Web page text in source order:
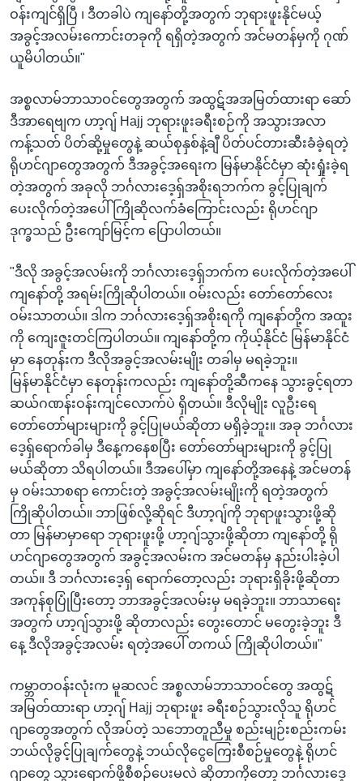
ဝန်းကျင်ရှိပြီ ၊ ဒီတခါပဲ ကျနော်တို့အတွက် ဘုရားဖူးနိုင်မယ့်
အခွင့်အလမ်းကောင်းတခုကို ရရှိတဲ့အတွက် အင်မတန်မှကို ဂုဏ်
ယူမိပါတယ်။"
အစ္စလာမ်ဘာသာဝင်တွေအတွက် အထွဋ်အအမြတ်ထားရာ ဆော်
ဒီအာရေဗျက ဟာ့ဂျ် Hajj ဘုရားဖူးခရီးစဉ်ကို အသွားအလာ
ကန့်သတ် ပိတ်ဆို့မှုတွေနဲ့ ဆယ်စုနှစ်နဲ့ချီ ပိတ်ပင်တားဆီးခံခဲ့ရတဲ့
ရိုဟင်ဂျာတွေအတွက် ဒီအခွင့်အရေးက မြန်မာနိုင်ငံမှာ ဆုံးရှုံးခဲ့ရ
တဲ့အတွက် အခုလို ဘင်္ဂလားဒေ့ရှ်အစိုးရဘက်က ခွင့်ပြုချက်
ပေးလိုက်တဲ့အပေါ် ကြိုဆိုလက်ခံကြောင်းလည်း ရိုဟင်ဂျာ
ဒုက္ခသည် ဦးကျော်မြင့်က ပြောပါတယ်။
"ဒီလို အခွင့်အလမ်းကို ဘင်္ဂလားဒေ့ရှ်ဘက်က ပေးလိုက်တဲ့အပေါ်
ကျနော်တို့ အရမ်းကြိုဆိုပါတယ်။ ဝမ်းလည်း တော်တော်လေး
ဝမ်းသာတယ်။ ဒါက ဘင်္ဂလားဒေ့ရှ်အစိုးရကို ကျနော်တို့က အထူး
ကို ကျေးဇူးတင်ကြပါတယ်။ ကျနော်တို့က ကိုယ့်နိုင်ငံ မြန်မာနိုင်ငံ
မှာ နေတုန်းက ဒီလိုအခွင့်အလမ်းမျိုး တခါမှ မရခဲ့ဘူး။
မြန်မာနိုင်ငံမှာ နေတုန်းကလည်း ကျနော်တို့ဆီကနေ သွားခွင့်ရတာ
ဆယ်ဂဏန်းဝန်းကျင်လောက်ပဲ ရှိတယ်။ ဒီလိုမျိုး လူဦးရေ
တော်တော်များများကို ခွင့်ပြုမယ်ဆိုတာ မရှိခဲ့ဘူး။ အခု ဘင်္ဂလား
ဒေ့ရှ်ရောက်ခါမှ ဒီနေ့ကနေစပြီး တော်တော်များများကို ခွင့်ပြု
မယ်ဆိုတာ သိရပါတယ်။ ဒီအပေါ်မှာ ကျနော်တို့အနေနဲ့ အင်မတန်
မှ ဝမ်းသာစရာ ကောင်းတဲ့ အခွင့်အလမ်းမျိုးကို ရတဲ့အတွက်
ကြိုဆိုပါတယ်။ ဘာဖြစ်လို့ဆိုရင် ဒီဟာ့ဂျ်ကို ဘုရာဖူးသွားဖို့ဆို
တာ မြန်မာမှာရော ဘုရားဖူးဖို့ ဟာ့ဂျ်သွားဖို့ဆိုတာ ကျနော်တို့ ရို
ဟင်ဂျာတွေအတွက် အခွင့်အလမ်းက အင်မတန်မှ နည်းပါးခဲ့ပါ
တယ်။ ဒီ ဘင်္ဂလားဒေ့ရှ် ရောက်တော့လည်း ဘုရားရှိခိုးဖို့ဆိုတာ
အကုန်စုပြုံပြီးတော့ ဘာအခွင့်အလမ်းမှ မရခဲ့ဘူး။ ဘာသာရေး
အတွက် ဟာ့ဂျ်သွားဖို့ ဆိုတာလည်း တွေးတောင် မတွေးခဲ့ဘူး ဒီ
နေ့ ဒီလိုအခွင့်အလမ်း ရတဲ့အပေါ် တကယ် ကြိုဆိုပါတယ်။"
ကမ္ဘာတဝန်းလုံးက မူဆလင် အစ္စလာမ်ဘာသာဝင်တွေ အထွဋ်
အမြတ်ထားရာ ဟာ့ဂျ် Hajj ဘုရားဖူး ခရီးစဉ်သွားလိုသူ ရိုဟင်
ဂျာတွေအတွက် လိုအပ်တဲ့ သဘောတူညီမှု စည်းမျဉ်းစည်းကမ်း
ဘယ်လိုခွင့်ပြုချက်တွေနဲ့ ဘယ်လိုငွေကြေးစီစဉ်မှုတွေနဲ့ ရိုဟင်
ဂျာတွေ သွားရောက်ဖို့စီစဉ်ပေးမလဲ ဆိုတာကိုတော့ ဘင်္ဂလားဒေ့